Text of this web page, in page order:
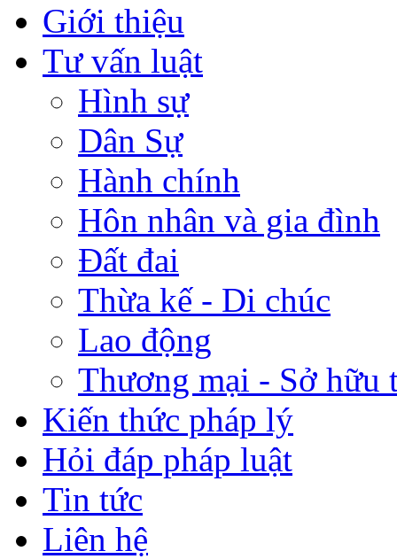
Giới thiệu
Tư vấn luật
Hình sự
Dân Sự
Hành chính
Hôn nhân và gia đình
Đất đai
Thừa kế - Di chúc
Lao động
Thương mại - Sở hữu
Kiến thức pháp lý
Hỏi đáp pháp luật
Tin tức
Liên hệ